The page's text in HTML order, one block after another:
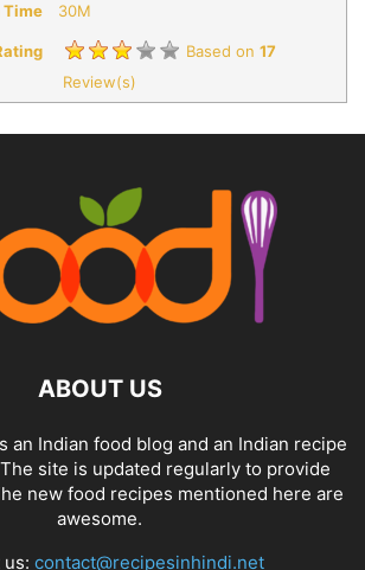
Time 30M
Based on 17
Review(s)
ABOUT US
an Indian food blog and an Indian recipe
site is updated regularly to provide
new food recipes mentioned here are
awesome.
us: contact@recipesinhindi.net